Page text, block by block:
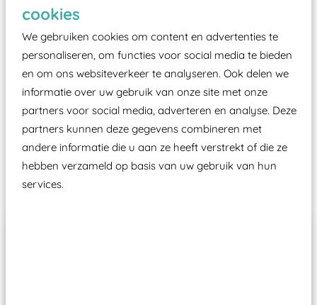
cookies
We gebruiken cookies om content en advertenties te
personaliseren, om functies voor social media te bieden
en om ons websiteverkeer te analyseren. Ook delen we
informatie over uw gebruik van onze site met onze
partners voor social media, adverteren en analyse. Deze
partners kunnen deze gegevens combineren met
andere informatie die u aan ze heeft verstrekt of die ze
hebben verzameld op basis van uw gebruik van hun
services.
moet zijn van een typekeuring, -plaatje en
certificering, uitgegeven door een Nederlands
aangewezen keuringsinstantie?
Wij ook speeltoestellen kunnen laten keuren zodat
ze toch binnen het Warenwetbesluit Attractie- en
Speeltoestellen vallen?
Past er goed bij